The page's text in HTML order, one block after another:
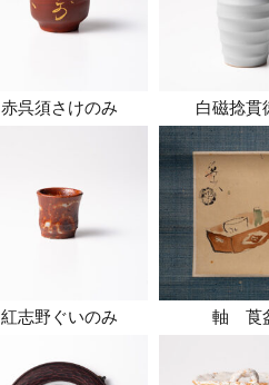
赤呉須さけのみ 白磁捻貫
紅志野ぐいのみ 軸 莨